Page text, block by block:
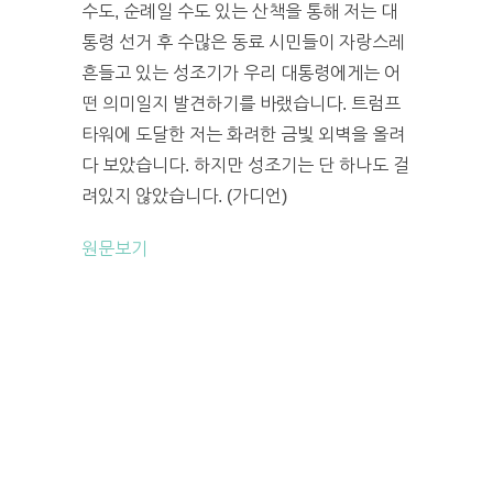
수도, 순례일 수도 있는 산책을 통해 저는 대
통령 선거 후 수많은 동료 시민들이 자랑스레
흔들고 있는 성조기가 우리 대통령에게는 어
떤 의미일지 발견하기를 바랬습니다. 트럼프
타워에 도달한 저는 화려한 금빛 외벽을 올려
다 보았습니다. 하지만 성조기는 단 하나도 걸
려있지 않았습니다. (가디언)
원문보기